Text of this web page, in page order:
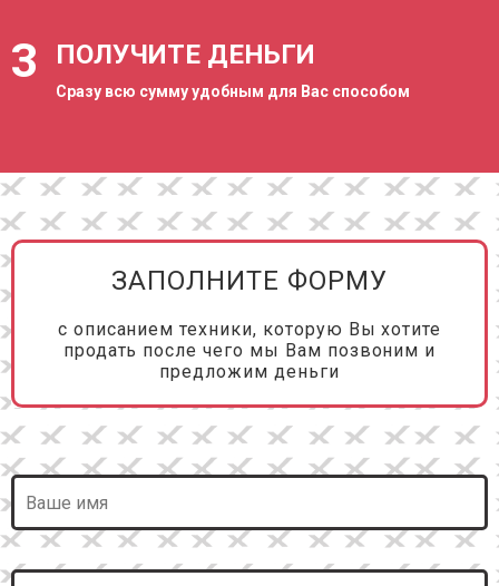
3 ПОЛУЧИТЕ ДЕНЬГИ
Сразу всю сумму удобным для Вас способом
ЗАПОЛНИТЕ ФОРМУ
с описанием техники, которую Вы хотите
продать после чего мы Вам позвоним и
предложим деньги